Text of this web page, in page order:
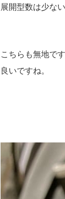
展開型数は少な
こちらも無地で
良いですね。